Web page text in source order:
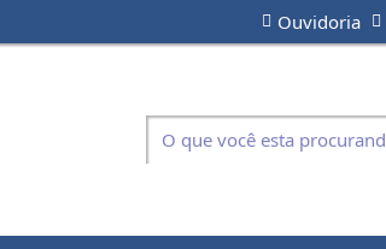
Ouvidoria